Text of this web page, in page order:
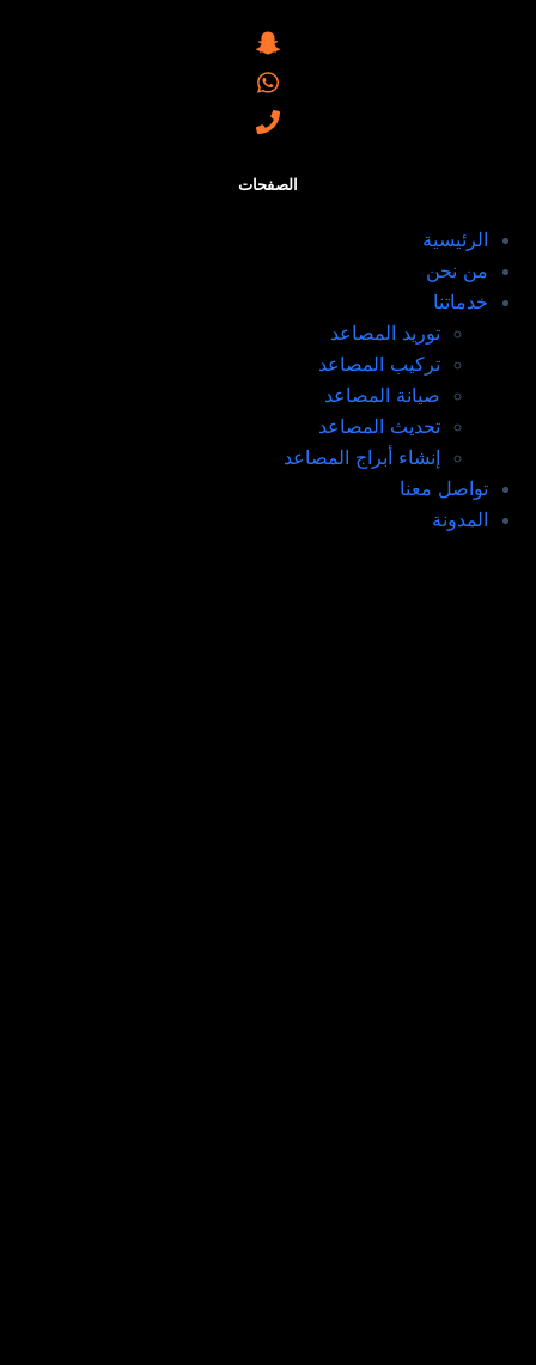
الصفحات
الرئيسية
من نحن
خدماتنا
توريد المصاعد​
تركيب المصاعد ​
صيانة المصاعد​
تحديث المصاعد​
إنشاء أبراج المصاعد​
تواصل معنا
المدونة